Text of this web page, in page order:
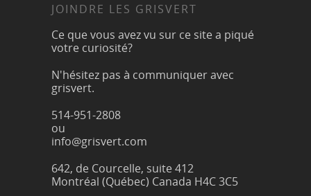
JOINDRE LES GRISVERT
Ce que vous avez vu sur ce site a piqué
votre curiosité?
N'hésitez pas à communiquer avec
grisvert.
514-951-2808
ou
info@grisvert.com
642, de Courcelle, suite 412
Montréal (Québec) Canada H4C 3C5